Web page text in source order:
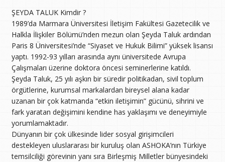
ŞEYDA TALUK Kimdir ?
1989’da Marmara Üniversitesi İletişim Fakültesi Gazetecilik ve
Halkla İlişkiler Bölümü’nden mezun olan Şeyda Taluk ardından
Paris 8 Üniversitesi’nde “Siyaset ve Hukuk Bilimi” yüksek lisansı
yaptı. 1992-93 yılları arasında aynı üniversitede Avrupa
Çalışmaları üzerine doktora öncesi seminerlerine katıldı.
Şeyda Taluk, 25 yılı aşkın bir süredir politikadan, sivil toplum
örgütlerine, kurumsal markalardan bireysel alana kadar
uzanan bir çok katmanda “etkin iletişimin” gücünü, sihrini ve
fark yaratan değişimini kendine has yaklaşımı ve deneyimiyle
yorumlamaktadır.
Dünyanın bir çok ülkesinde lider sosyal girişimcileri
destekleyen uluslararası bir kuruluş olan ASHOKA’nın Türkiye
temsilciliği görevinin yanı sıra Birleşmiş Milletler bünyesindeki